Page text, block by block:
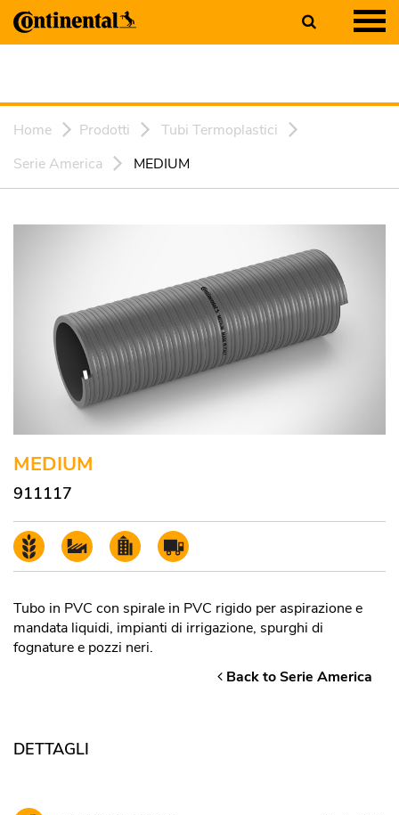
Home Prodotti
Tubi Termoplastici
Serie America
MEDIUM
MEDIUM
911117
Tubo in PVC con spirale in PVC rigido per aspirazione e
mandata liquidi, impianti di irrigazione, spurghi di
fognature e pozzi neri.
Back to Serie America
DETTAGLI